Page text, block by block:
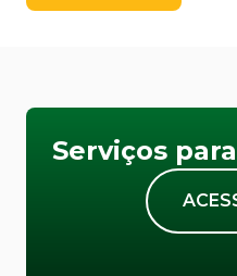
Serviços